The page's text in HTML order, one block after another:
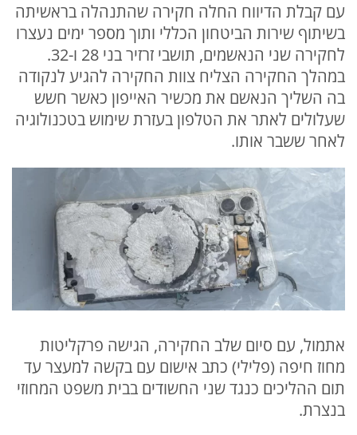
עם קבלת הדיווח החלה חקירה שהתנהלה בראשיתה
בשיתוף שירות הביטחון הכללי ותוך מספר ימים נעצרו
לחקירה שני הנאשמים, תושבי זרזיר בני 28 ו-32.
במהלך החקירה הצליח צוות החקירה להגיע לנקודה
בה השליך הנאשם את מכשיר האייפון כאשר חשש
שעלולים לאתר את הטלפון בעזרת שימוש בטכנולוגיה
לאחר ששבר אותו.
אתמול, עם סיום שלב החקירה, הגישה פרקליטות
מחוז חיפה (פלילי) כתב אישום עם בקשה למעצר עד
תום ההליכים כנגד שני החשודים בבית משפט המחוזי
בנצרת.